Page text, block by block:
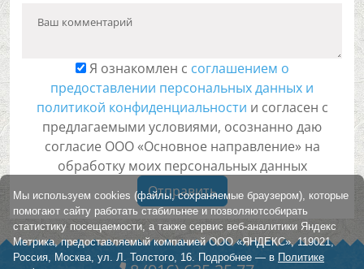
Ваш комментарий
Я ознакомлен с соглашением о
предоставлении персональных данных и
политикой конфиденциальности и согласен с
предлагаемыми условиями, осознанно даю
согласие ООО «Основное направление» на
обработку моих персональных данных
Отправить
Мы используем cookies (файлы, сохраняемые браузером), которые
помогают сайту работать стабильнее и позволяютсобирать
статистику посещаемости, а также сервис веб-аналитики Яндекс
Метрика, предоставляемый компанией ООО «ЯНДЕКС», 119021,
Россия, Москва, ул. Л. Толстого, 16. Подробнее — в Политике